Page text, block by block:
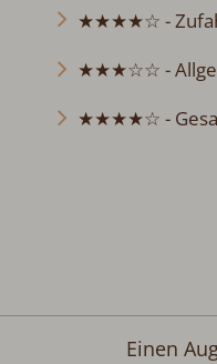
★★★★☆ -
★★★☆☆ -
★★★★☆ -
Einen